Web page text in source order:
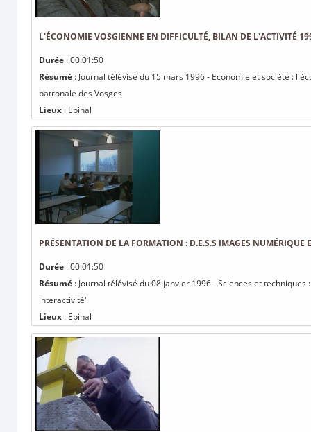
L'ÉCONOMIE VOSGIENNE EN DIFFICULTÉ, BILAN DE L'ACTIVITÉ
Durée : 00:01:50
Résumé : Journal télévisé du 15 mars 1996 - Economie et société :
patronale des Vosges
Lieux : Epinal
PRÉSENTATION DE LA FORMATION : D.E.S.S IMAGES NUMÉRIQUE
Durée : 00:01:50
Résumé : Journal télévisé du 08 janvier 1996 - Sciences et
interactivité"
Lieux : Epinal